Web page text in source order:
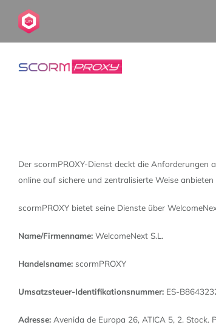
Der scormPROXY-Dienst deckt die
online auf sichere und zentralisierte Weise anbieten
scormPROXY bietet seine Dienste über
Name/Firmenname:WelcomeNext S.L.
Handelsname:scormPROXY
Umsatzsteuer-Identifikationsnummer:ES-
Adresse:Avenida de Europa 26, ATICA 5, 2. Stock.